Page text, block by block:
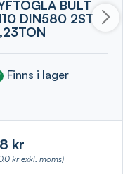
BULT
DIN580 2ST
Finns i lager
kr
kr exkl. moms)